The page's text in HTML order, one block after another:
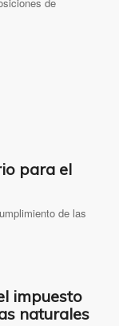
para el
de las
impuesto
naturales